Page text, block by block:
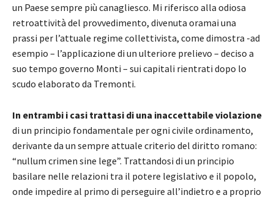
un Paese sempre più canagliesco. Mi riferisco alla odiosa
retroattività del provvedimento, divenuta oramai una
prassi per l’attuale regime collettivista, come dimostra -ad
esempio – l’applicazione di un ulteriore prelievo – deciso a
suo tempo governo Monti – sui capitali rientrati dopo lo
scudo elaborato da Tremonti.
In entrambi i casi trattasi di una inaccettabile violazione
di un principio fondamentale per ogni civile ordinamento,
derivante da un sempre attuale criterio del diritto romano:
“nullum crimen sine lege”. Trattandosi di un principio
basilare nelle relazioni tra il potere legislativo e il popolo,
onde impedire al primo di perseguire all’indietro e a proprio